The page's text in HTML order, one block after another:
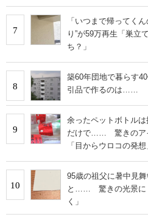
7
「いつまで帰ってく
り”が59万再生「巣立
ち？」
8
築60年団地で暮らす
引品で作るのは……
9
余ったペットボトル
だけで…… 驚きのア
「目からウロコの発想
10
95歳の祖父に暑中見
と…… 驚きの光景に
く」